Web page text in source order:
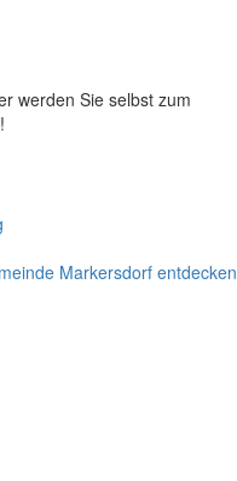
werden Sie selbst zum
!